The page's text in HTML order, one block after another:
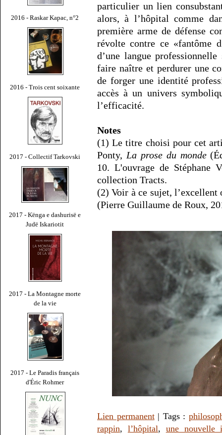
2016 - Raskar Kapac, n°2
2016 - Trois cent soixante
2017 - Collectif Tarkovski
2017 - Kënga e dashurisë e
Judë Iskariotit
2017 - La Montagne morte
de la vie
2017 - Le Paradis français
d'Éric Rohmer
particulier un lien
alors, à l’hôpital comme
première arme de défense
révolte contre ce «fantôme
d’une langue
faire naître et perdurer une
de forger une identité
accès à un univers
l’efficacité.
Notes
(1) Le titre choisi pour cet
Ponty, La prose du monde
10. L'ouvrage de Stéphane
collection Tracts.
(2) Voir à ce sujet,
(Pierre Guillaume de Roux,
Lien permanent| Tags :
rappin, l’hôpital, une nouvelle